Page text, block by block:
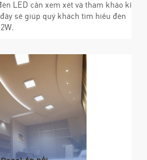
LED cần xem xét và tham khảo kĩ
sẽ giúp quý khách tìm hiểu đèn